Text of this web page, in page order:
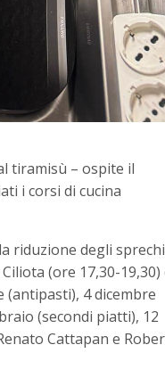
tiramisù – ospite il
i corsi di cucina
riduzione degli
(ore 17,30-19,30)
4 dicembre
(secondi piatti), 12
Cattapan e